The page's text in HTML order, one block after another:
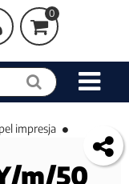
0
impresja
m/50